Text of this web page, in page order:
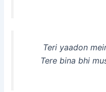
Teri yaadon
Tere bina bhi